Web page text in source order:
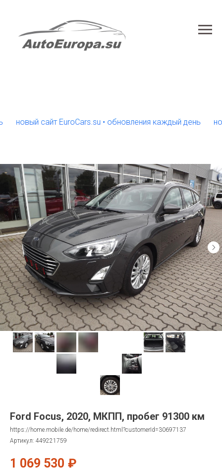
сайт EuroCars.su • обновления каждый день новый
Ford Focus, 2020, МКПП, пробег 91300 км
https://home.mobile.de/home/redirect.html?customerId=30697137
Артикул: 449221759
1 069 530 ₽